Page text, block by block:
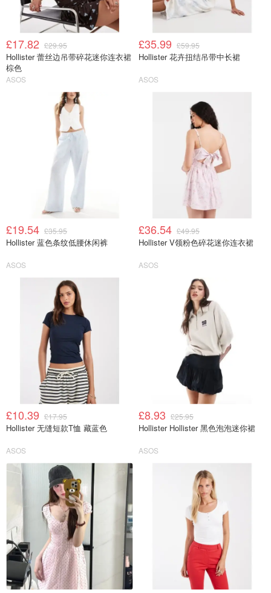
£17.82 £29.95
Hollister 蕾丝边吊带碎花迷你连衣裙
棕色
ASOS
£35.99 £59.95
Hollister 花卉扭结吊带中长裙
ASOS
£19.54 £35.95
Hollister 蓝色条纹低腰休闲裤
ASOS
£36.54 £49.95
Hollister V领粉色碎花迷你连衣裙
ASOS
£10.39 £17.95
Hollister 无缝短款T恤 藏蓝色
ASOS
£8.93 £25.95
Hollister Hollister 黑色泡泡迷你裙
ASOS